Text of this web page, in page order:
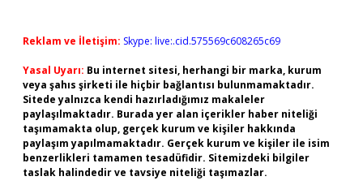
Reklam ve İletişim: Skype: live:.cid.575569c608265c69
Yasal Uyarı: Bu internet sitesi, herhangi bir marka, kurum
veya şahıs şirketi ile hiçbir bağlantısı bulunmamaktadır.
Sitede yalnızca kendi hazırladığımız makaleler
paylaşılmaktadır. Burada yer alan içerikler haber niteliği
taşımamakta olup, gerçek kurum ve kişiler hakkında
paylaşım yapılmamaktadır. Gerçek kurum ve kişiler ile isim
benzerlikleri tamamen tesadüfidir. Sitemizdeki bilgiler
taslak halindedir ve tavsiye niteliği taşımazlar.